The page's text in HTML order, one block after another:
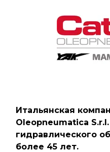
Итальянская
Oleopneumatica
гидравлического
более 45 лет.